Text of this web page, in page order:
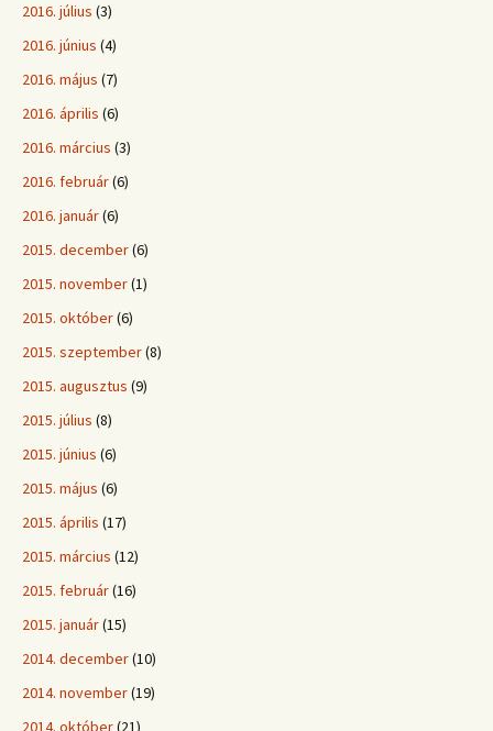
2016. július (3)
2016. június (4)
2016. május (7)
2016. április (6)
2016. március (3)
2016. február(6)
2016. január(6)
2015. december(6)
2015. november(1)
2015. október(6)
2015. szeptember(8)
2015. augusztus (9)
2015. július (8)
2015. június (6)
2015. május (6)
2015. április (17)
2015. március (12)
2015. február(16)
2015. január(15)
2014. december(10)
2014. november(19)
2014. október(21)